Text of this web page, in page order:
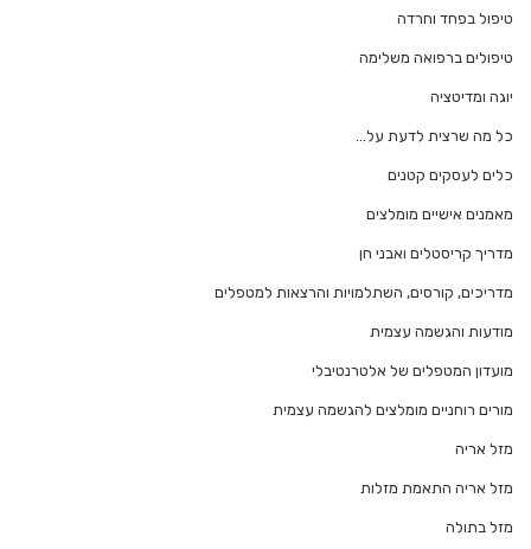
טיפול בפחד וחרדה
טיפולים ברפואה משלימה
יוגה ומדיטציה
כל מה שרצית לדעת על…
כלים לעסקים קטנים
מאמנים אישיים מומלצים
מדריך קריסטלים ואבני חן
מדריכים, קורסים, השתלמויות והרצאות למטפלים
מודעות והגשמה עצמית
מועדון המטפלים של אלטרנטיבלי
מורים רוחניים מומלצים להגשמה עצמית
מזל אריה
מזל אריה התאמת מזלות
מזל בתולה